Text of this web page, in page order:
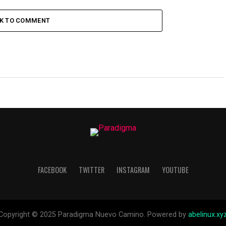
TO COMMENT
FACEBOOK TWITTER INSTAGRAM YOUTUBE
© 2025 Paradigma Nuevo Camino. Powered by